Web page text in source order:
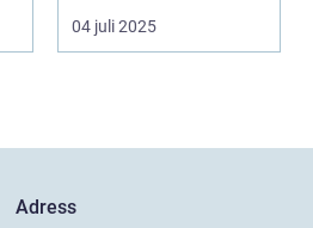
04 juli 2025
Adress